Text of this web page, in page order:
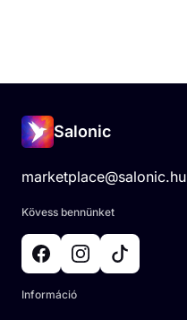
Salonic
marketplace@salonic.hu
Kövess bennünket
Információ